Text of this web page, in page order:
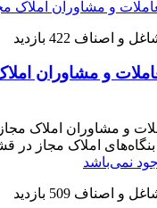
و اصناف 422 بازدید
و مشاوران
و مشاوران املاک
املاک مجاز در
و اصناف 509 بازدید